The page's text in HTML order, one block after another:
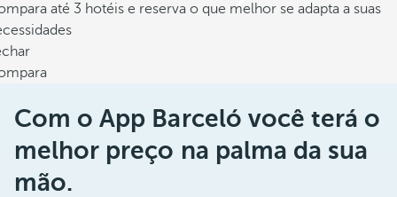
até 3 hotéis e reserva o que melhor se adapta a suas
Com o App Barceló você terá o
melhor preço na palma da sua
mão.